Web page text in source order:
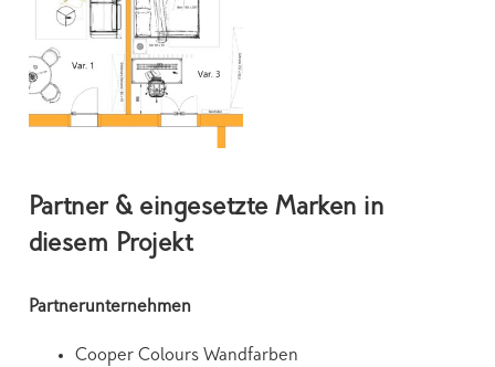
Partner & eingesetzte Marken in
diesem Projekt
Partnerunternehmen
Cooper Colours Wandfarben